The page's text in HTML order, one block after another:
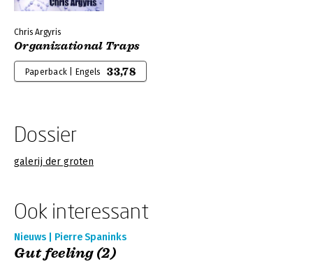
Chris Argyris
Organizational Traps
Paperback | Engels 33,78
Dossier
galerij der groten
Ook interessant
Nieuws | Pierre Spaninks
Gut feeling (2)